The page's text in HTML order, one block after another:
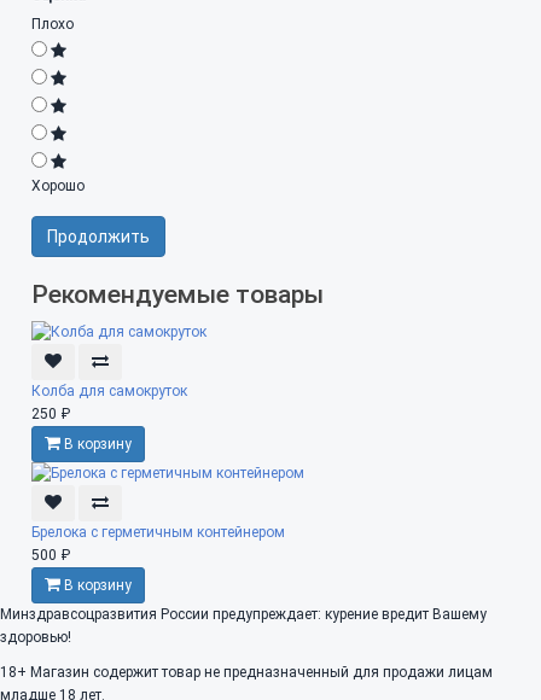
Плохо
Хорошо
Продолжить
Рекомендуемые товары
Колба для самокруток
250 ₽
В корзину
Брелока с герметичным контейнером
500 ₽
В корзину
Минздравсоцразвития России предупреждает: курение вредит Вашему
здоровью!
18+ Магазин содержит товар не предназначенный для продажи лицам
младше 18 лет.